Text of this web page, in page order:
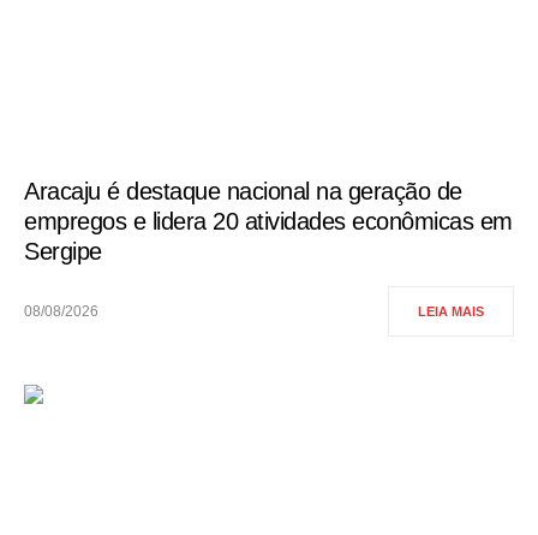
Aracaju é destaque nacional na geração de
empregos e lidera 20 atividades econômicas em
Sergipe
08/08/2026 LEIA MAIS